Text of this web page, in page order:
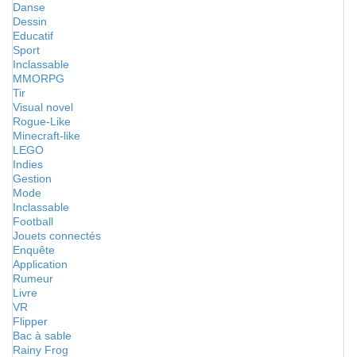
Danse
Dessin
Educatif
Sport
Inclassable
MMORPG
Tir
Visual novel
Rogue-Like
Minecraft-like
LEGO
Indies
Gestion
Mode
Inclassable
Football
Jouets connectés
Enquête
Application
Rumeur
Livre
VR
Flipper
Bac à sable
Rainy Frog